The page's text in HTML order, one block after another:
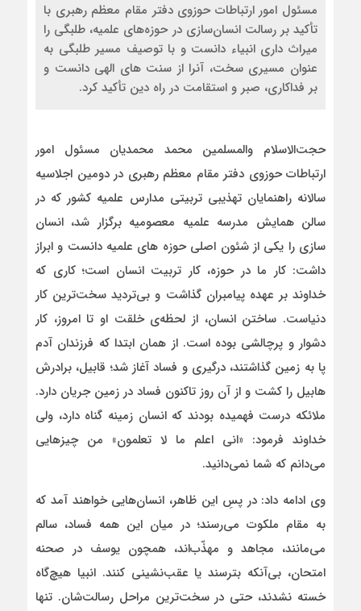
مسئول امور ارتباطات حوزوی دفتر مقام معظم رهبری با
تأکید بر رسالت انسان‌سازی در حوزه‌های علمیه، طلبگی را
میراث داری انبیاء دانست و با توصیف مسیر طلبگی به
عنوان مسیری سخت، آنرا از سنت های الهی دانست و
بر فداکاری، صبر و استقامت در راه دین تأکید کرد.
حجت‌الاسلام والمسلمین محمد محمدیان مسئول امور
ارتباطات حوزوی دفتر مقام معظم رهبری در دومین اجلاسیه
سالانه راهنمایان تهذیبی تربیتی مدارس علمیه کشور که در
سالن همایش مدرسه علمیه معصومیه برگزار شد، انسان
سازی را یکی از شئون اصلی حوزه های علمیه دانست و ابراز
داشت:کار ما در حوزه، کار تربیت انسان است؛ کاری که
خداوند بر عهده پیامبران گذاشت و بی‌تردید سخت‌ترین کار
دنیاست. ساختن انسان، از لحظه‌ی خلقت او تا امروز، کار
دشوار و پرچالشی بوده است. از همان ابتدا که فرزندان آدم
پا به زمین گذاشتند، درگیری و فساد آغاز شد؛ قابیل، برادرش
هابیل را کشت و از آن روز تاکنون فساد در زمین جریان دارد.
ملائکه درست فهمیده بودند که انسان زمینه گناه دارد، ولی
خداوند فرمود: «انی اعلم ما لا تعلمون» من چیزهایی
می‌دانم که شما نمی‌دانید.
وی ادامه داد: در پسِ این ظاهر، انسان‌هایی خواهند آمد که
به مقام ملکوت می‌رسند؛ در میان این همه فساد، سالم
می‌مانند، مجاهد و مهذّب‌اند، همچون یوسف در صحنه
امتحان، بی‌آنکه بترسند یا عقب‌نشینی کنند. انبیا هیچ‌گاه
خسته نشدند، حتی در سخت‌ترین مراحل رسالت‌شان. تنها